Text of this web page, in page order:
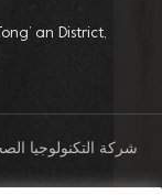
وحجمه الصغير
المنزل أو
الطريق، حتى
كله. لا توفر
an District,